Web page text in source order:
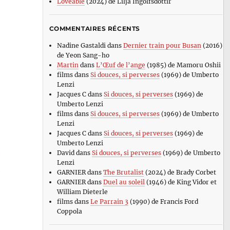
COMMENTAIRES RÉCENTS
Nadine Gastaldi dans Dernier train pour Busan (2016)
de Yeon Sang-ho
Martin dans L’Œuf de l’ange (1985) de Mamoru Oshii
filmsdans Si douces, si perverses(1969) de Umberto
Lenzi
Jacques Cdans Si douces, si perverses(1969) de
Umberto Lenzi
filmsdans Si douces, si perverses(1969) de Umberto
Lenzi
Jacques Cdans Si douces, si perverses(1969) de
Umberto Lenzi
David dans Si douces, si perverses(1969) de Umberto
Lenzi
GARNIERdans The Brutalist(2024) de Brady Corbet
GARNIERdans Duel au soleil (1946) de King Vidor et
William Dieterle
filmsdans Le Parrain 3 (1990) de Francis Ford
Coppola